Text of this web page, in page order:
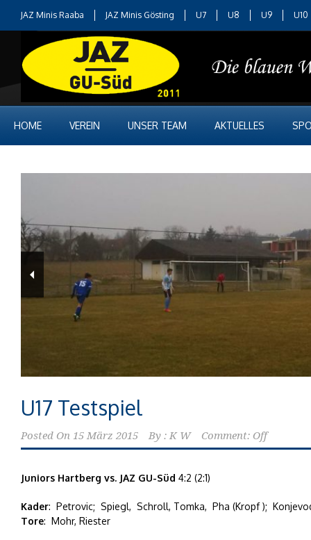
JAZ Minis Raaba JAZ Minis Gösting U7 U8 U9 U10
HOME VEREIN UNSER TEAM AKTUELLES
U17 Testspiel
Posted On 15 März 2015 By : K W Comment: Off
Juniors Hartberg vs. JAZ GU-Süd 4:2 (2:1)
Kader: Petrovic; Spiegl, Schroll, Tomka, Pha (Kropf );
Tore: Mohr, Riester